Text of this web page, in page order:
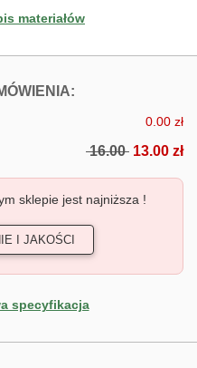
materiałów
FOTOTAPETY
0.00 zł
16.00 13.00 zł
sklepie jest najniższa !
I JAKOŚCI
specyfikacja